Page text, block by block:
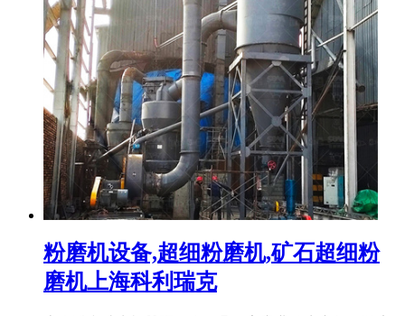
粉磨机设备,超细粉磨机,矿石超细粉
磨机上海科利瑞克